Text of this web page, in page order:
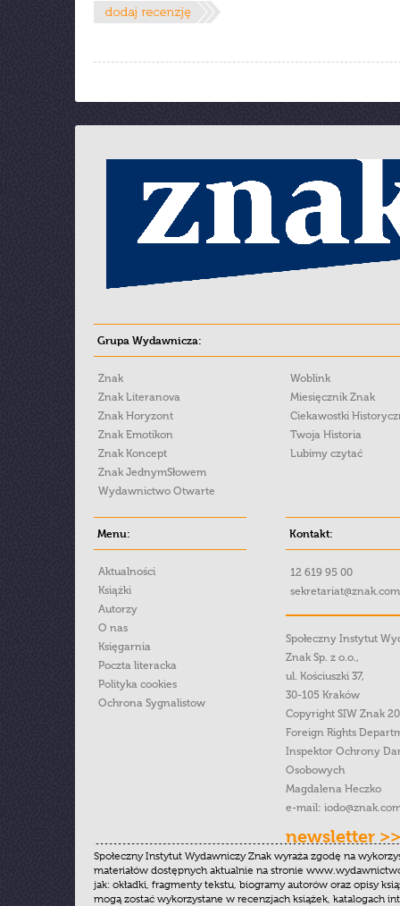
Grupa Wydawnicza:
Znak
Znak Literanova
Znak Horyzont
Znak Emotikon
Znak Koncept
Znak JednymSłowem
Wydawnictwo Otwarte
Woblink
Miesięcznik Znak
Ciekawostki
Twoja Historia
Lubimy czytać
Menu:
Aktualności
Książki
Autorzy
O nas
Księgarnia
Poczta literacka
Polityka cookies
Ochrona Sygnalistow
Kontakt:
12 619 95 00
Społeczny Instytut
Znak Sp. z o.o.,
ul. Kościuszki 37,
30-105 Kraków
Copyright SIW Znak
Foreign Rights
Inspektor Ochrony
Osobowych
Magdalena Heczko
e-mail:
newsletter >>
Społeczny Instytut Wydawniczy Znak wyraża zgodę na
materiałów dostępnych aktualnie na stronie
jak: okładki, fragmenty tekstu, biogramy autorów oraz opisy
mogą zostać wykorzystane w recenzjach książek, katalogach